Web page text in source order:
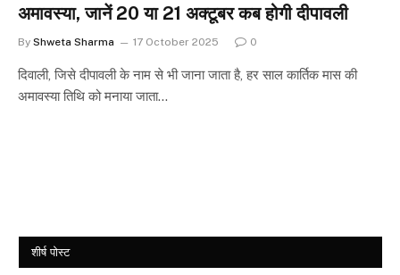
अमावस्या, जानें 20 या 21 अक्टूबर कब होगी दीपावली
By Shweta Sharma 17 October 2025 0
दिवाली, जिसे दीपावली के नाम से भी जाना जाता है, हर साल कार्तिक मास की
अमावस्या तिथि को मनाया जाता…
शीर्ष पोस्ट